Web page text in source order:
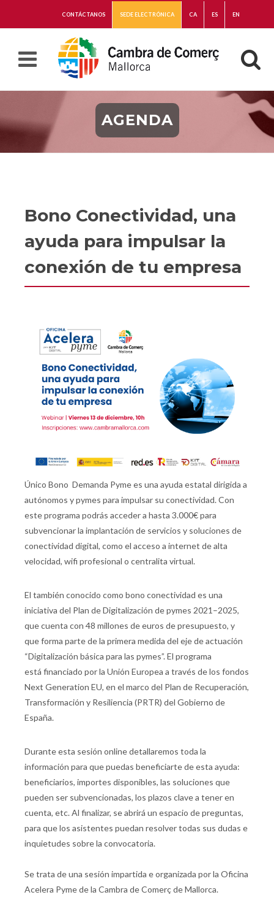
CONTÁCTANOS SEDE ELECTRÓNICA CA ES EN
AGENDA
Bono Conectividad, una
ayuda para impulsar la
conexión de tu empresa
Único Bono Demanda Pyme es una ayuda estatal dirigida a
autónomos y pymes para impulsar su conectividad. Con
este programa podrás acceder a hasta 3.000€ para
subvencionar la implantación de servicios y soluciones de
conectividad digital, como el acceso a internet de alta
velocidad, wifi profesional o centralita virtual.
El también conocido como bono conectividad es una
iniciativa del Plan de Digitalización de pymes 2021–2025,
que cuenta con 48 millones de euros de presupuesto, y
que forma parte de la primera medida del eje de actuación
“Digitalización básica para las pymes”. El programa
está financiado por la Unión Europea a través de los fondos
Next Generation EU, en el marco del Plan de Recuperación,
Transformación y Resiliencia (PRTR) del Gobierno de
España.
Durante esta sesión online detallaremos toda la
información para que puedas beneficiarte de esta ayuda:
beneficiarios, importes disponibles, las soluciones que
pueden ser subvencionadas, los plazos clave a tener en
cuenta, etc. Al finalizar, se abrirá un espacio de preguntas,
para que los asistentes puedan resolver todas sus dudas e
inquietudes sobre la convocatoria.
Se trata de una sesión impartida e organizada por la Oficina
Acelera Pyme de la Cambra de Comerç de Mallorca.